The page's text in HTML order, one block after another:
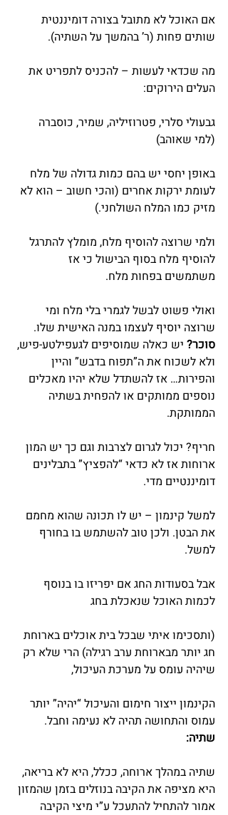
אם האוכל לא מתובל בצורה דומיננטית
שותים פחות (ר’ בהמשך על השתיה).
מה שכדאי לעשות – להכניס לתפריט את
העלים הירוקים:
גבעולי סלרי, פטרוזיליה, שמיר, כוסברה
(למי שאוהב)
באופן יחסי יש בהם כמות גדולה של מלח
לעומת ירקות אחרים (והכי חשוב – הוא לא
מזיק כמו המלח השולחני.)
ולמי שרוצה להוסיף מלח, מומלץ להתרגל
להוסיף מלח בסוף הבישול כי אז
משתמשים בפחות מלח.
ואולי פשוט לבשל לגמרי בלי מלח ומי
שרוצה יוסיף לעצמו במנה האישית שלו.
סוכר? יש כאלה שמוסיפים לגעפילטע-פיש,
ולא לשכוח את ה”תפוח בדבש” והיין
והפירות… אז להשתדל שלא יהיו מאכלים
נוספים ממותקים או להפחית בשתיה
הממותקת.
חריף? יכול לגרום לצרבות וגם כך יש המון
ארוחות אז לא כדאי “להפציץ” בתבלינים
דומיננטיים מדי.
למשל קינמון – יש לו תכונה שהוא מחמם
את הבטן. ולכן טוב להשתמש בו בחורף
למשל.
אבל בסעודות החג אם יפריזו בו בנוסף
לכמות האוכל שנאכלת בחג
(ותסכימו איתי שבכל בית אוכלים בארוחת
חג יותר מבארוחת ערב רגילה) הרי שלא רק
שיהיה עומס על מערכת העיכול,
הקינמון ייצור חימום והעיכול “יהיה” יותר
עמוס והתחושה תהיה לא נעימה וחבל.
שתיה:
שתיה במהלך ארוחה, ככלל, היא לא בריאה,
היא מציפה את הקיבה בנוזלים בזמן שהמזון
אמור להתחיל להתעכל ע”י מיצי הקיבה